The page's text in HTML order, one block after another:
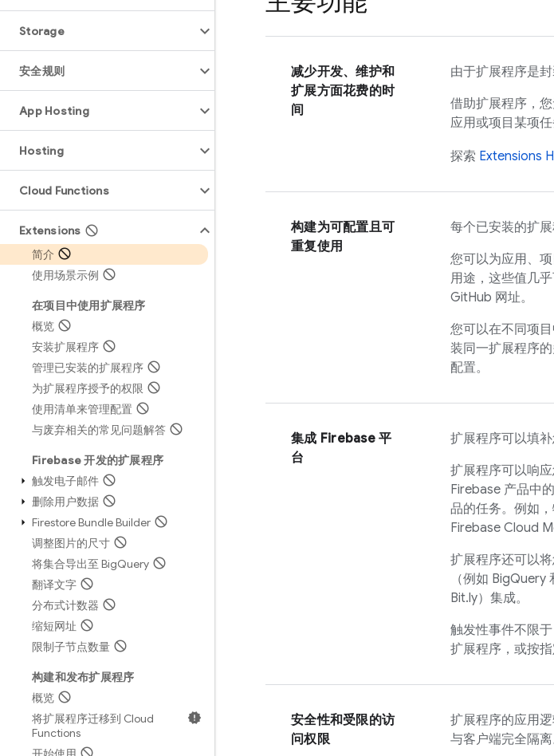
Storage
安全规则
App Hosting
Hosting
Cloud Functions
Extensions
简介
使用场景示例
在项目中使用扩展程序
概览
安装扩展程序
管理已安装的扩展程序
为扩展程序授予的权限
使用清单来管理配置
与废弃相关的常见问题解答
Firebase 开发的扩展程序
触发电子邮件
删除用户数据
Firestore Bundle Builder
调整图片的尺寸
将集合导出至 BigQuery
翻译文字
分布式计数器
缩短网址
限制子节点数量
构建和发布扩展程序
概览
将扩展程序迁移到 Cloud
Functions
减少开发、维护和
扩展方面花费的时
间
由于扩展程序是
借助扩展程序，
应用或项目某项任
探索 Extensions
构建为可配置且可
重复使用
每个已安装的扩展
您可以为应用、
用途，这些值几
GitHub 网址。
您可以在不同项
装同一扩展程序
配置。
集成 Firebase 平
台
扩展程序可以填
扩展程序可以响
Firebase 产品中
品的任务。例如
Firebase Cloud
扩展程序还可以
（例如
Bit.ly）集成。
触发性事件不限
扩展程序，或按指
安全性和受限的访
问权限
扩展程序的应用
与客户端完全隔离